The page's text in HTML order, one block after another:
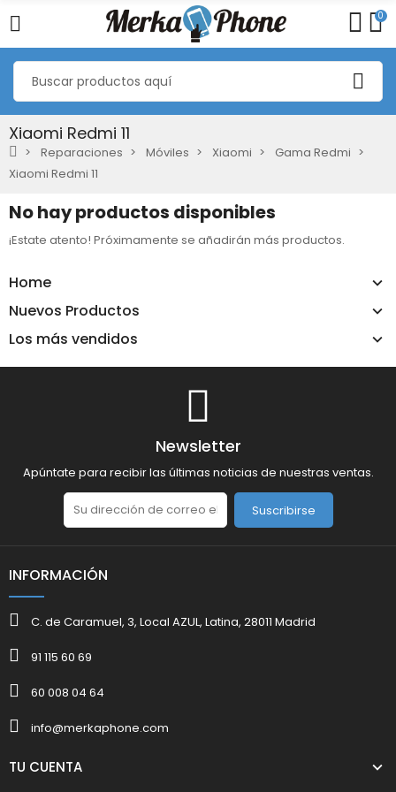
0
Xiaomi Redmi 11
Reparaciones Móviles Xiaomi
Gama Redmi
Xiaomi Redmi 11
Home
Nuevos Productos
Los más vendidos
No hay productos disponibles
¡Estate atento! Próximamente se añadirán más productos.
Newsletter
Apúntate para recibir las últimas noticias de nuestras ventas.
Suscribirse
INFORMACIÓN
C. de Caramuel, 3, Local AZUL, Latina, 28011 Madrid
91 115 60 69
60 008 04 64
info@merkaphone.com
TU CUENTA